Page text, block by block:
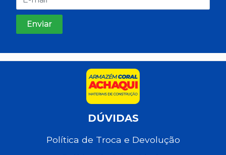
DÚVIDAS
Política de Troca e Devolução